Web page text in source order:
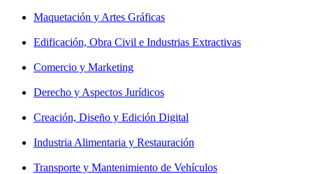
Maquetación y Artes Gráficas
Edificación, Obra Civil e Industrias Extractivas
Comercio y Marketing
Derecho y Aspectos Jurídicos
Creación, Diseño y Edición Digital
Industria Alimentaria y Restauración
Transporte y Mantenimiento de Vehículos